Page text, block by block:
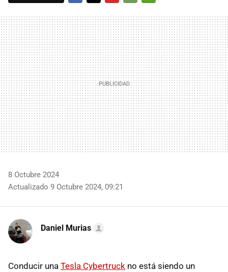
MAIL
8 Octubre 2024
Actualizado 9 Octubre 2024, 09:21
Daniel Murias
Conducir una Tesla Cybertruck no está siendo un